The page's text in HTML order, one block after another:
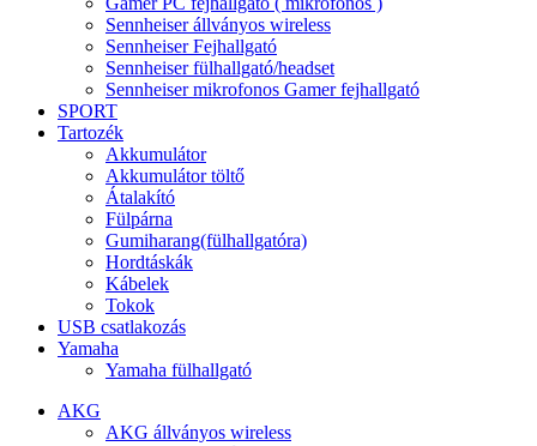
Sennheiser állványos wireless
Sennheiser Fejhallgató
Sennheiser fülhallgató/headset
Sennheiser mikrofonos Gamer fejhallgató
SPORT
Tartozék
Akkumulátor
Akkumulátor töltő
Átalakító
Fülpárna
Gumiharang(fülhallgatóra)
Hordtáskák
Kábelek
Tokok
USB csatlakozás
Yamaha
Yamaha fülhallgató
AKG
AKG állványos wireless